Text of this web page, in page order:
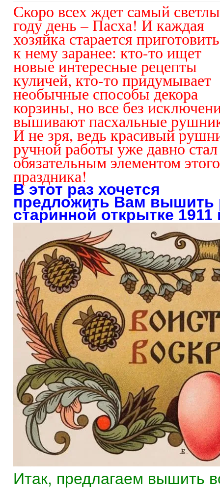
Скоро всех ждет самый
году день – Пасха! И каждая
хозяйка старается
к нему заранее: кто-то ищет
новые интересные рецепты
куличей, кто-то придумывает
необычные способы декора
корзины, но все без
вышивают пасхальные
И не зря, ведь красивый
ручной работы уже давно стал
обязательным элементом этого
праздника!
В этот раз хочется
предложить Вам вышить
старинной открытке 1911
Итак, предлагаем вышить